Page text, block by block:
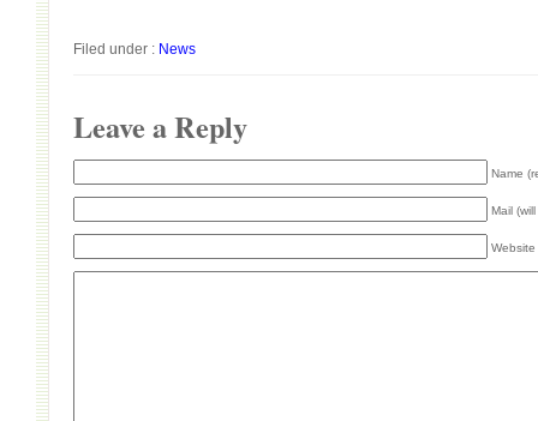
Filed under : News
Leave a Reply
Name
Mail
Website